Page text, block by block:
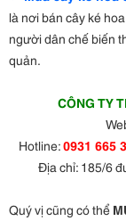
là nơi bán cây ké
người dân chế biến
quản.
CÔNG TY
Hotline:0931 665
Địa chỉ: 185/6
Quý vị cũng có thể